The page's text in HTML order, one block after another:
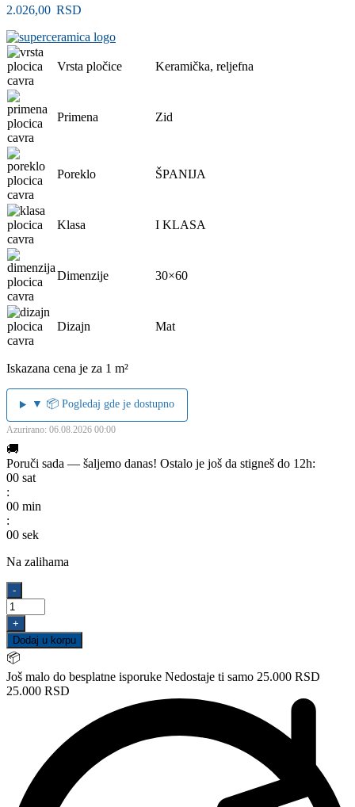
2.026,00 RSD
Vrsta pločice Keramička, reljefna
Primena Zid
Poreklo ŠPANIJA
Klasa I KLASA
Dimenzije 30×60
Dizajn Mat
Iskazana cena je za 1 m²
▼ 📦 Pogledaj gde je dostupno
Azurirano: 06.08.2026 00:00
🚚
Poruči sada — šaljemo danas! Ostalo je još da stigneš do 12h:
00 sat
:
00 min
:
00 sek
Na zalihama
BLANCO
ENJOY
30X60
količina
-
+
Dodaj u korpu
📦
Još malo do besplatne isporuke Nedostaje ti samo 25.000 RSD
25.000 RSD